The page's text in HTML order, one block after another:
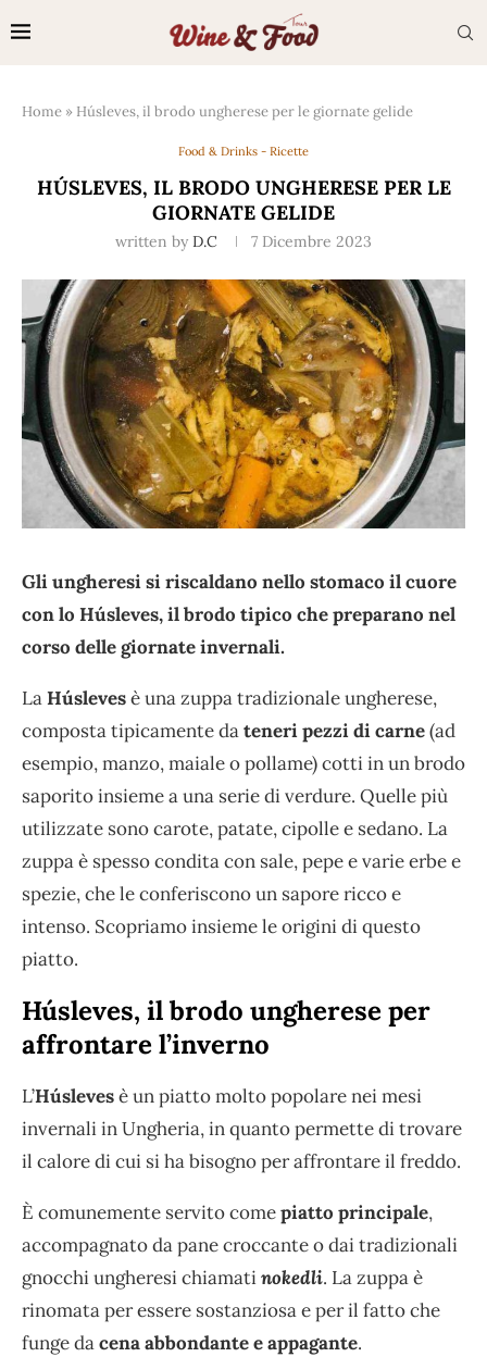
Home » Húsleves, il brodo ungherese per le giornate gelide
Food & Drinks - Ricette
HÚSLEVES, IL BRODO UNGHERESE PER LE
GIORNATE GELIDE
written by D.C 7 Dicembre 2023
Gli ungheresi si riscaldano nello stomaco il cuore
con lo Húsleves, il brodo tipico che preparano nel
corso delle giornate invernali.
LaHúslevesè una zuppa tradizionale ungherese,
composta tipicamente dateneri pezzi di carne(ad
esempio, manzo, maiale o pollame) cotti in un brodo
saporito insieme a una serie di verdure. Quelle più
utilizzate sono carote, patate, cipolle e sedano. La
zuppa è spesso condita con sale, pepe e varie erbe e
spezie, che le conferiscono un sapore ricco e
intenso. Scopriamo insieme le origini di questo
piatto.
Húsleves, il brodo ungherese per
affrontare l’inverno
L’Húslevesè un piatto molto popolare nei mesi
invernali in Ungheria, in quanto permette di trovare
il calore di cui si ha bisogno per affrontare il freddo.
È comunemente servito comepiatto principale,
accompagnato da pane croccante o dai tradizionali
gnocchi ungheresi chiamatinokedli. La zuppa è
rinomata per essere sostanziosa e per il fatto che
funge dacena abbondante e appagante.